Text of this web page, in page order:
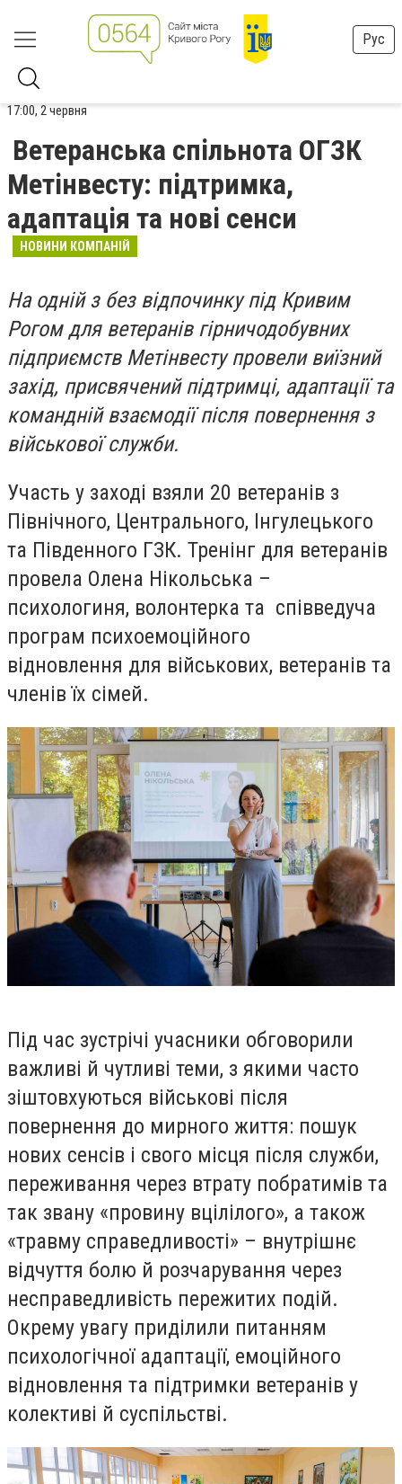
Рус
17:00, 2 червня
Ветеранська спільнота ОГЗК
Метінвесту: підтримка,
адаптація та нові сенси
НОВИНИ КОМПАНІЙ
На одній з без відпочинку під Кривим
Рогом для ветеранів гірничодобувних
підприємств Метінвесту провели виїзний
захід, присвячений підтримці, адаптації та
командній взаємодії після повернення з
військової служби.
Участь у заході взяли 20 ветеранів з
Північного, Центрального, Інгулецького
та Південного ГЗК. Тренінг для ветеранів
провела Олена Нікольська –
психологиня, волонтерка та співведуча
програм психоемоційного
відновлення для військових, ветеранів та
членів їх сімей.
Під час зустрічі учасники обговорили
важливі й чутливі теми, з якими часто
зіштовхуються військові після
повернення до мирного життя: пошук
нових сенсів і свого місця після служби,
переживання через втрату побратимів та
так звану «провину вцілілого», а також
«травму справедливості» – внутрішнє
відчуття болю й розчарування через
несправедливість пережитих подій.
Окрему увагу приділили питанням
психологічної адаптації, емоційного
відновлення та підтримки ветеранів у
колективі й суспільстві.